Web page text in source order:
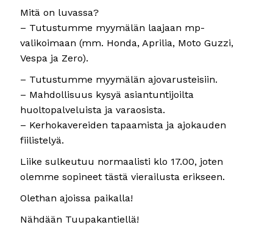
Mitä on luvassa?
– Tutustumme myymälän laajaan mp-
valikoimaan (mm. Honda, Aprilia, Moto Guzzi,
Vespa ja Zero).
– Tutustumme myymälän ajovarusteisiin.
– Mahdollisuus kysyä asiantuntijoilta
huoltopalveluista ja varaosista.
– Kerhokavereiden tapaamista ja ajokauden
fiilistelyä.
Liike sulkeutuu normaalisti klo 17.00, joten
olemme sopineet tästä vierailusta erikseen.
Olethan ajoissa paikalla!
Nähdään Tuupakantiellä!